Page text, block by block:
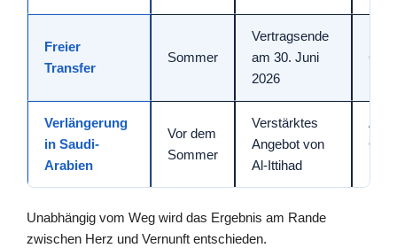
Freier
Transfer
Sommer
Vertragsende
am 30. Juni
2026
Verlängerung
in Saudi-
Arabien
Vor dem
Sommer
Verstärktes
Angebot von
Al-Ittihad
OL,
Unabhängig vom Weg wird das Ergebnis am Rande
zwischen Herz und Vernunft entschieden.